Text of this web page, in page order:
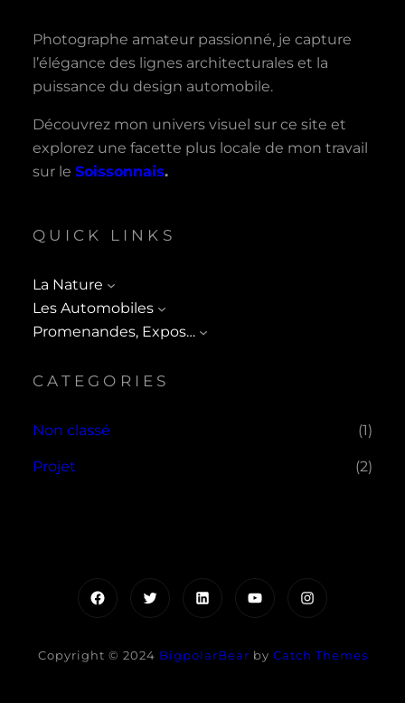
Photographe amateur passionné, je capture
l’élégance des lignes architecturales et la
puissance du design automobile.
Découvrez mon univers visuel sur ce site et
explorez une facette plus locale de mon travail
sur le Soissonnais.
QUICK LINKS
La Nature
Les Automobiles
Promenandes, Expos…
CATEGORIES
Non classé (1)
Projet (2)
FacebookTwitterLinkedInYouTubeInstagram
Copyright © 2024 BigpolarBear by Catch Themes